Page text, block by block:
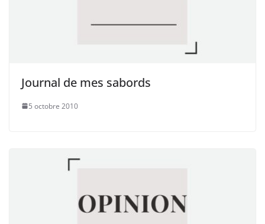
Journal de mes sabords
5 octobre 2010